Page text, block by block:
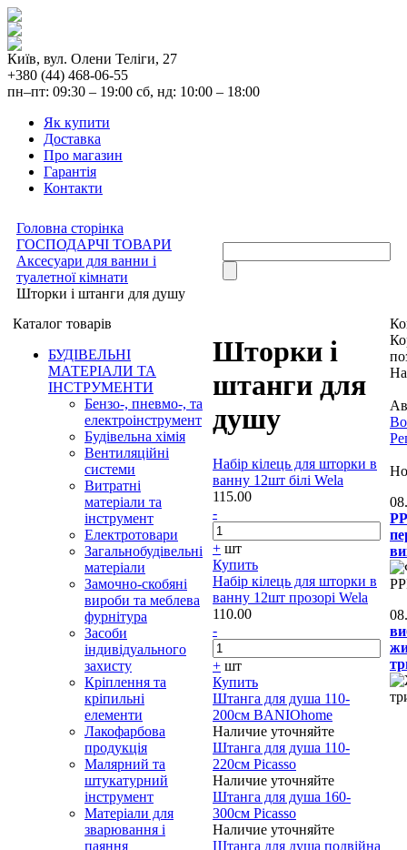
Київ, вул. Олени Теліги, 27
+380 (44) 468-06-55
пн–пт: 09:30 – 19:00 сб, нд: 10:00 – 18:00
Як купити
Доставка
Про магазин
Гарантія
Контакти
Головна сторінка
ГОСПОДАРЧІ ТОВАРИ
Аксесуари для ванни і
туалетної кімнати
Шторки і штанги для душу
Каталог товарів
БУДІВЕЛЬНІ
МАТЕРІАЛИ ТА
ІНСТРУМЕНТИ
Бензо-, пневмо-, та
електроінструмент
Будівельна хімія
Вентиляційні
системи
Витратні
матеріали та
інструмент
Електротовари
Загальнобудівельні
матеріали
Замочно-скобяні
вироби та меблева
фурнітура
Засоби
індивідуального
захисту
Кріплення та
кріпильні
елементи
Лакофарбова
продукція
Малярний та
штукатурний
інструмент
Матеріали для
зварювання і
паяння
Шторки і
штанги для
душу
Набір кілець для шторки в
ванну 12шт білі Wela
115.00
-
+ шт
Купить
Набір кілець для шторки в
ванну 12шт прозорі Wela
110.00
-
+ шт
Купить
Штанга для душа 110-
200см BANIOhome
Наличие уточняйте
Штанга для душа 110-
220см Picasso
Наличие уточняйте
Штанга для душа 160-
300см Picasso
Наличие уточняйте
Штанга для душа подвійна